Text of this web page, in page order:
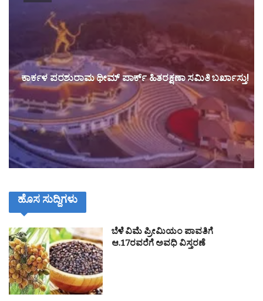
ಕಾರ್ಕಳ ಪರಶುರಾಮ ಥೀಮ್ ಪಾರ್ಕ್ ಹಿತರಕ್ಷಣಾ ಸಮಿತಿ ಬರ್ಖಾಸ್ತು!
ಹೊಸ ಸುದ್ದಿಗಳು
ಬೆಳೆ ವಿಮೆ ಪ್ರೀಮಿಯಂ ಪಾವತಿಗೆ
ಆ.17ರವರೆಗೆ ಅವಧಿ ವಿಸ್ತರಣೆ